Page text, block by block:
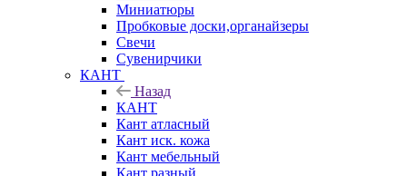
Миниатюры
Пробковые доски,органайзеры
Свечи
Сувенирчики
КАНТ
Назад
КАНТ
Кант атласный
Кант иск. кожа
Кант мебельный
Кант разный